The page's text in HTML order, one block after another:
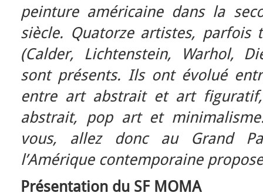
peinture américaine dans la
siècle. Quatorze artistes, parfois
(Calder, Lichtenstein, Warhol,
sont présents. Ils ont évolué
entre art abstrait et art figuratif,
abstrait, pop art et
vous, allez donc au Grand
l’Amérique contemporaine
Présentation du SF MOMA